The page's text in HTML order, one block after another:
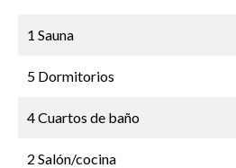
1 Sauna
5 Dormitorios
4 Cuartos de baño
2 Salón/cocina